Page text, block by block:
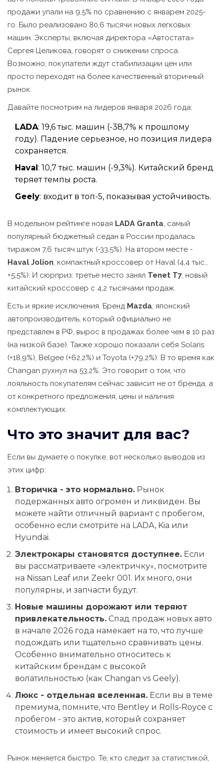
продажи упали на 9,5% по сравнению с январем 2025-
го. Было реализовано 80,6 тысячи новых легковых
машин. Эксперты, включая директора «Автостата»
Сергея Целикова, говорят о снижении спроса.
Возможно, покупатели ждут стабилизации цен или
просто переходят на более качественный вторичный
рынок.
Давайте посмотрим на лидеров января 2026 года:
LADA: 19,6 тыс. машин (-38,7% к прошлому
году). Падение серьезное, но позиция лидера
сохраняется.
Haval: 10,7 тыс. машин (-9,3%). Китайский бренд
теряет темпы роста.
Geely: входит в топ-5, показывая устойчивость.
В модельном рейтинге новая LADA Granta самый
популярный бюджетный седан в России продалась
тиражом 7,6 тысяч штук (-33,5%). На втором месте -
Haval Jolion компактный кроссовер от Haval (4,4 тыс.,
+5,5%). И сюрприз: третье место занял Tenet T7 новый
китайский кроссовер с 4,2 тысячами продаж.
Есть и яркие исключения. Бренд Mazda японский
автопроизводитель , который официально не
представлен в РФ, вырос в продажах более чем в 10 раз
(на низкой базе). Также хорошо показали себя Solaris
(+18,9%), Belgee (+62,2%) и Toyota (+79,2%). В то время как
Changan рухнул на 53,2%. Это говорит о том, что
лояльность покупателям сейчас зависит не от бренда, а
от конкретного предложения, цены и наличия
комплектующих.
Что это значит для вас?
Если вы думаете о покупке, вот несколько выводов из
этих цифр:
Вторичка - это нормально. Рынок
подержанных авто огромен и ликвиден. Вы
можете найти отличный вариант с пробегом,
особенно если смотрите на LADA, Kia или
Hyundai.
Электрокары становятся доступнее. Если
вы рассматриваете «электричку», посмотрите
на Nissan Leaf или Zeekr 001. Их много, они
популярны, и запчасти будут.
Новые машины дорожают или теряют
привлекательность. Спад продаж новых авто
в начале 2026 года намекает на то, что лучше
подождать или тщательно сравнивать цены.
Особенно внимательно относитесь к
китайским брендам с высокой
волатильностью (как Changan vs Geely).
Люкс - отдельная вселенная. Если вы в теме
премиума, помните, что Bentley и Rolls-Royce с
пробегом - это актив, который сохраняет
стоимость и имеет высокий спрос.
Рынок меняется быстро. Те, кто следит за статистикой,